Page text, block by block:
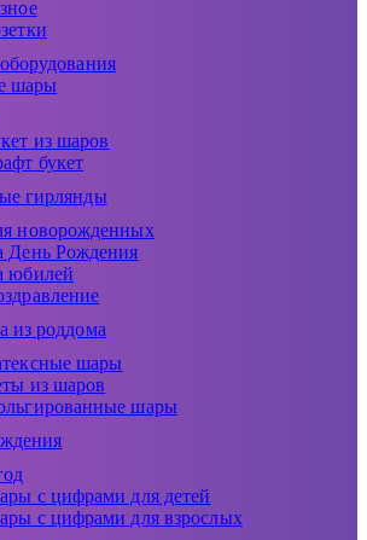
шары
из шаров
букет
гирлянды
новорожденных
День Рождения
юбилей
из роддома
шары
из шаров
шары
с цифрами для детей
с цифрами для взрослых